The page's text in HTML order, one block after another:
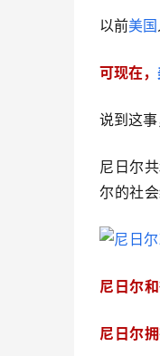
以前美国
可现在，
说到这事
尼日尔
尔的社
尼日尔
尼日尔